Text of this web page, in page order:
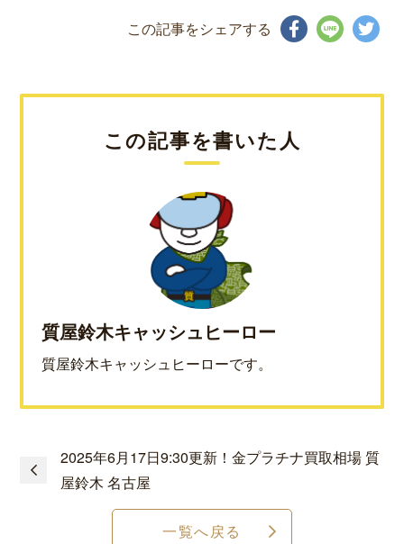
この記事をシェアする
この記事を書いた人
質屋鈴木キャッシュヒーロー
質屋鈴木キャッシュヒーローです。
2025年6月17日9:30更新！金プラチナ買取相場 質
屋鈴木 名古屋
一覧へ戻る